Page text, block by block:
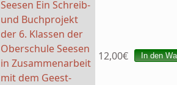
Seesen Ein Schreib-
und Buchprojekt
der 6. Klassen der
Oberschule Seesen
in Zusammenarbeit
mit dem Geest-
12,00€